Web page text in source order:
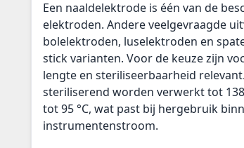
Een naaldelektrode is één van de
elektroden. Andere veelgevraagde
bolelektroden, luselektroden en
stick varianten. Voor de keuze zijn
lengte en steriliseerbaarheid
steriliserend worden verwerkt tot
tot 95 °C, wat past bij hergebruik
instrumentenstroom.